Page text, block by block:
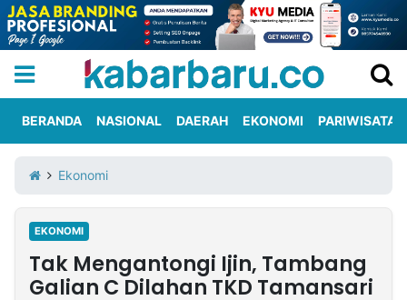
Iklan
Berita
Kami
Nasional
International
Olahraga
Entertainment
Daerah
Pariwisata
Kuliner
Kolom
BERANDA NASIONAL DAERAH EKONOMI PARIWISATA
Ekonomi
EKONOMI
Tak Mengantongi Ijin, Tambang
Galian C Dilahan TKD Tamansari